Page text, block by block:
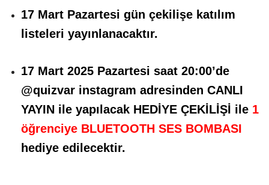
17 Mart Pazartesi gün çekilişe katılım
listeleri yayınlanacaktır.
17 Mart 2025 Pazartesi saat 20:00’de
@quizvar instagram adresinden CANLI
YAYIN ile yapılacak HEDİYE ÇEKİLİŞİ ile 1
öğrenciye BLUETOOTH SES BOMBASI
hediye edilecektir.